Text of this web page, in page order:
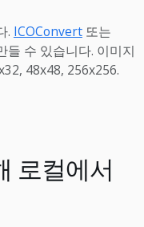
. ICOConvert또는
수 있습니다. 이미지
48x48, 256x256.
로컬에서